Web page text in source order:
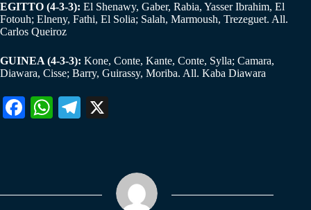
EGITTO (4-3-3): El Shenawy, Gaber, Rabia, Yasser Ibrahim, El
Fotouh; Elneny, Fathi, El Solia; Salah, Marmoush, Trezeguet. All.
Carlos Queiroz
GUINEA (4-3-3): Kone, Conte, Kante, Conte, Sylla; Camara,
Diawara, Cisse; Barry, Guirassy, Moriba. All. Kaba Diawara
Fa W
pp
Te
m